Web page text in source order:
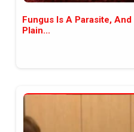
Fungus Is A Parasite,
Plain...